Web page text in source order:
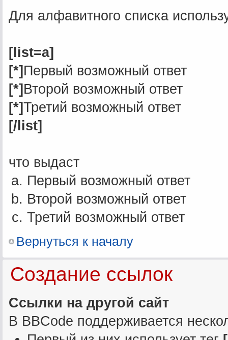
Для алфавитного списка
[list=a]
[*]Первый возможный ответ
[*]Второй возможный ответ
[*]Третий возможный ответ
[/list]
что выдаст
Первый возможный ответ
Второй возможный ответ
Третий возможный ответ
Вернуться к началу
Создание ссылок
Ссылки на другой сайт
В BBCode поддерживается